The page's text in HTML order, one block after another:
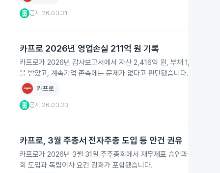
공시 26.03.31
카프로 2026년 영업손실 211억 원 기록
카프로가 2026년 감사보고서에서 자산 2,416억 원, 부채 1,649억
을 받았고, 계속기업 존속에는 문제가 없다고 판단됐습니다.
카프로
공시 26.03.23
카프로, 3월 주총서 전자주총 도입 등 안건 권유
카프로가 2026년 3월 31일 주주총회에서 재무제표 승인과 정관 변
회 도입과 독립이사 요건 강화가 포함됐습니다.